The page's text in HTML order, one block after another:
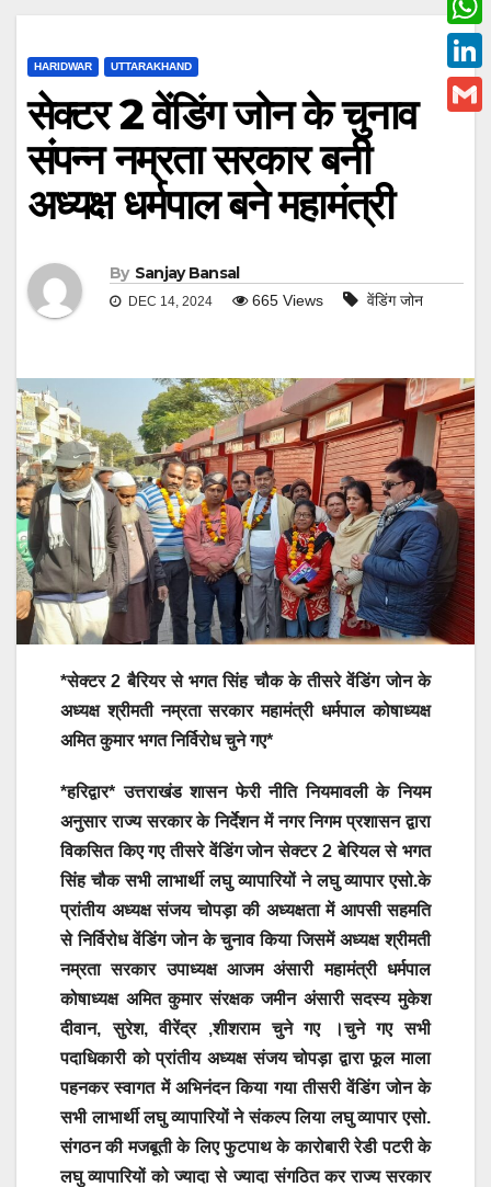
HARIDWAR UTTARAKHAND
सेक्टर 2 वेंडिंग जोन के चुनाव
संपन्न नम्रता सरकार बनी
अध्यक्ष धर्मपाल बने महामंत्री
By Sanjay Bansal
DEC 14, 2024 665 Views वेंडिंग जोन
*सेक्टर 2 बैरियर से भगत सिंह चौक के तीसरे वेंडिंग जोन के
अध्यक्ष श्रीमती नम्रता सरकार महामंत्री धर्मपाल कोषाध्यक्ष
अमित कुमार भगत निर्विरोध चुने गए*
*हरिद्वार* उत्तराखंड शासन फेरी नीति नियमावली के नियम
अनुसार राज्य सरकार के निर्देशन में नगर निगम प्रशासन द्वारा
विकसित किए गए तीसरे वेंडिंग जोन सेक्टर 2 बेरियल से भगत
सिंह चौक सभी लाभार्थी लघु व्यापारियों ने लघु व्यापार एसो.के
प्रांतीय अध्यक्ष संजय चोपड़ा की अध्यक्षता में आपसी सहमति
से निर्विरोध वेंडिंग जोन के चुनाव किया जिसमें अध्यक्ष श्रीमती
नम्रता सरकार उपाध्यक्ष आजम अंसारी महामंत्री धर्मपाल
कोषाध्यक्ष अमित कुमार संरक्षक जमीन अंसारी सदस्य मुकेश
दीवान, सुरेश, वीरेंद्र ,शीशराम चुने गए ।चुने गए सभी
पदाधिकारी को प्रांतीय अध्यक्ष संजय चोपड़ा द्वारा फूल माला
पहनकर स्वागत में अभिनंदन किया गया तीसरी वेंडिंग जोन के
सभी लाभार्थी लघु व्यापारियों ने संकल्प लिया लघु व्यापार एसो.
संगठन की मजबूती के लिए फुटपाथ के कारोबारी रेडी पटरी के
लघु व्यापारियों को ज्यादा से ज्यादा संगठित कर राज्य सरकार
c
e
b
w
i
W
h
a
p
L